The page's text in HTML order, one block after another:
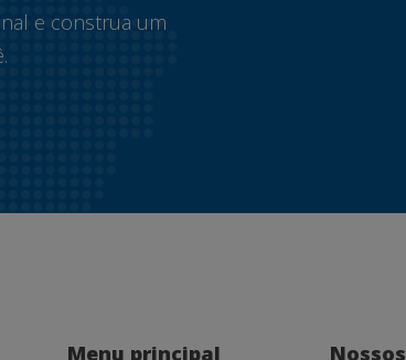
e construa um
Menu principal Nossos